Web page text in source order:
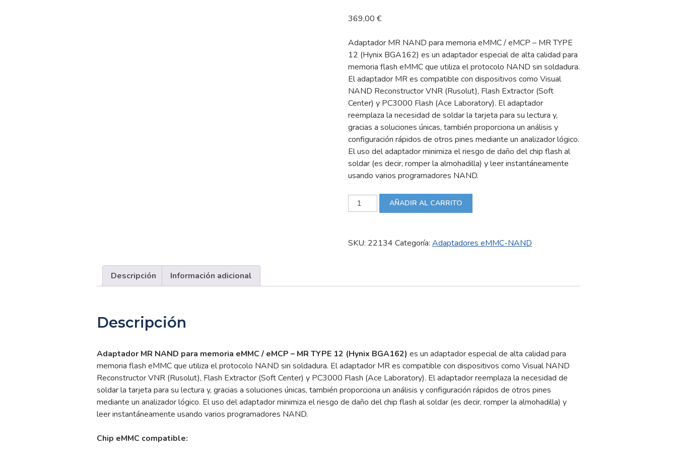
369,00€
Adaptador MR NAND para memoria eMMC / eMCP – MR TYPE
12 (Hynix BGA162) es un adaptador especial de alta calidad para
memoria flash eMMC que utiliza el protocolo NAND sin soldadura.
El adaptador MR es compatible con dispositivos como Visual
NAND Reconstructor VNR (Rusolut), Flash Extractor (Soft
Center) y PC3000 Flash (Ace Laboratory). El adaptador
reemplaza la necesidad de soldar la tarjeta para su lectura y,
gracias a soluciones únicas, también proporciona un análisis y
configuración rápidos de otros pines mediante un analizador lógico.
El uso del adaptador minimiza el riesgo de daño del chip flash al
soldar (es decir, romper la almohadilla) y leer instantáneamente
usando varios programadores NAND.
Adaptador
MR
memoria
eMCP
BGA162)
cantidad
AÑADIR AL CARRITO
SKU: 22134 Categoría:Adaptadores eMMC-NAND
Descripción Información adicional
Descripción
Adaptador MR NAND para memoria eMMC / eMCP – MR TYPE 12 (Hynix BGA162) es un adaptador especial de alta calidad para
memoria flash eMMC que utiliza el protocolo NAND sin soldadura. El adaptador MR es compatible con dispositivos como Visual NAND
Reconstructor VNR (Rusolut), Flash Extractor (Soft Center) y PC3000 Flash (Ace Laboratory). El adaptador reemplaza la necesidad de
soldar la tarjeta para su lectura y, gracias a soluciones únicas, también proporciona un análisis y configuración rápidos de otros pines
mediante un analizador lógico. El uso del adaptador minimiza el riesgo de daño del chip flash al soldar (es decir, romper la almohadilla) y
leer instantáneamente usando varios programadores NAND.
Chip eMMC compatible: